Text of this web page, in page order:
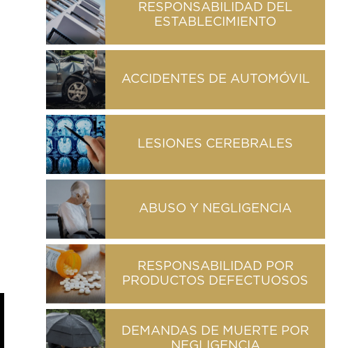
RESPONSABILIDAD DEL
ESTABLECIMIENTO
ACCIDENTES DE AUTOMÓVIL
LESIONES CEREBRALES
ABUSO Y NEGLIGENCIA
RESPONSABILIDAD POR
PRODUCTOS DEFECTUOSOS
DEMANDAS DE MUERTE POR